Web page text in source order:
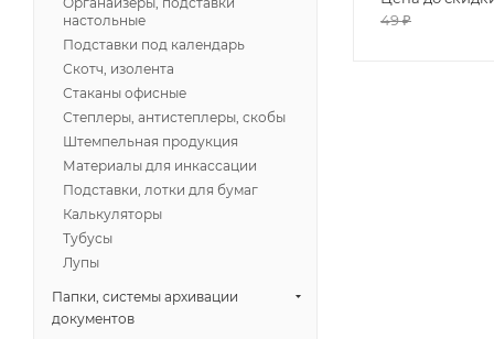
49₽
настольные
Подставки под календарь
Скотч, изолента
Стаканы офисные
Степлеры, антистеплеры, скобы
Штемпельная продукция
Материалы для инкассации
Подставки, лотки для бумаг
Калькуляторы
Тубусы
Лупы
Папки, системы архивации
документов